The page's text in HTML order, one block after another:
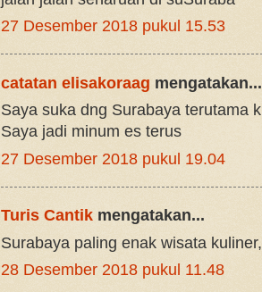
27 Desember 2018 pukul 15.53
catatan elisakoraag mengatakan...
Saya suka dng Surabaya terutama
Saya jadi minum es terus
27 Desember 2018 pukul 19.04
Turis Cantik mengatakan...
Surabaya paling enak wisata
28 Desember 2018 pukul 11.48